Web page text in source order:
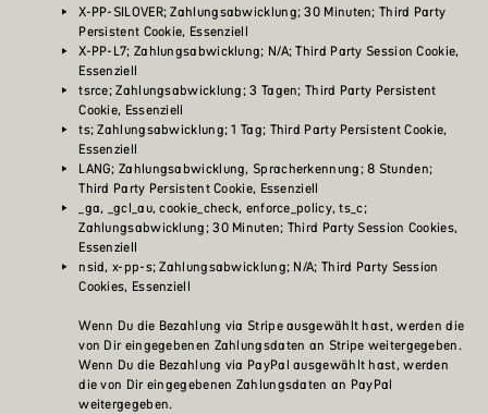
X-PP-SILOVER; Zahlungsabwicklung; 30 Minuten; Third Party
Persistent Cookie, Essenziell
X-PP-L7; Zahlungsabwicklung; N/A; Third Party Session Cookie,
Essenziell
tsrce; Zahlungsabwicklung; 3 Tagen; Third Party Persistent
Cookie, Essenziell
ts; Zahlungsabwicklung; 1 Tag; Third Party Persistent Cookie,
Essenziell
LANG; Zahlungsabwicklung, Spracherkennung; 8 Stunden;
Third Party Persistent Cookie, Essenziell
_ga, _gcl_au, cookie_check, enforce_policy, ts_c;
Zahlungsabwicklung; 30 Minuten; Third Party Session Cookies,
Essenziell
nsid, x-pp-s; Zahlungsabwicklung; N/A; Third Party Session
Cookies, Essenziell
Wenn Du die Bezahlung via Stripe ausgewählt hast, werden die
von Dir eingegebenen Zahlungsdaten an Stripe weitergegeben.
Wenn Du die Bezahlung via PayPal ausgewählt hast, werden
die von Dir eingegebenen Zahlungsdaten an PayPal
weitergegeben.